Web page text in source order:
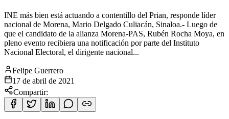
INE más bien está actuando a contentillo del Prian, responde líder
nacional de Morena, Mario Delgado Culiacán, Sinaloa.- Luego de
que el candidato de la alianza Morena-PAS, Rubén Rocha Moya, en
pleno evento recibiera una notificación por parte del Instituto
Nacional Electoral, el dirigente nacional...
Felipe Guerrero
17 de abril de 2021
Compartir: